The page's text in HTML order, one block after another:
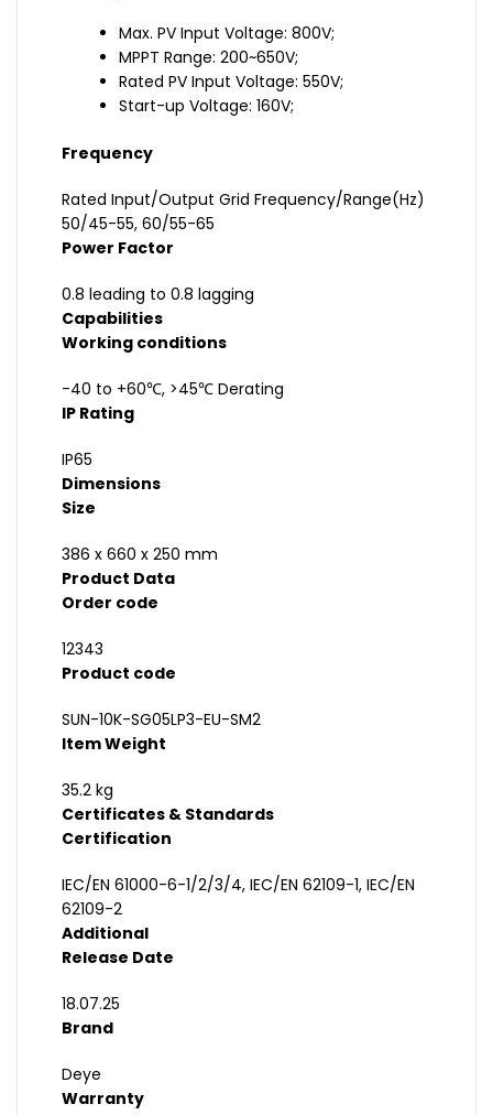
Max. PV Input Voltage: 800V;
MPPT Range: 200~650V;
Rated PV Input Voltage: 550V;
Start-up Voltage: 160V;
Frequency
Rated Input/Output Grid Frequency/Range(Hz)
50/45-55, 60/55-65
Power Factor
0.8 leading to 0.8 lagging
Capabilities
Working conditions
-40 to +60℃, >45℃ Derating
IP Rating
IP65
Dimensions
Size
386 x 660 x 250 mm
Product Data
Order code
12343
Product code
SUN-10K-SG05LP3-EU-SM2
Item Weight
35.2 kg
Certificates & Standards
Certification
IEC/EN 61000-6-1/2/3/4, IEC/EN 62109-1, IEC/EN
62109-2
Additional
Release Date
18.07.25
Brand
Deye
Warranty